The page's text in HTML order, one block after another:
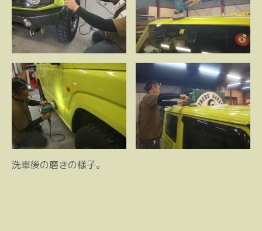
洗車後の磨きの様子。